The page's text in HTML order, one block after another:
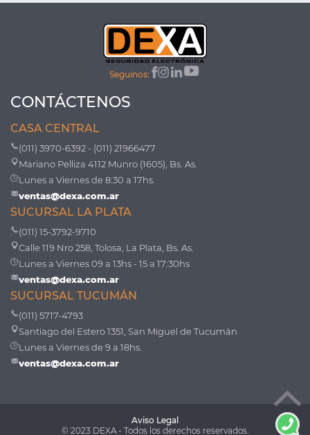
Seguinos:
CONTÁCTENOS
CASA CENTRAL
(011) 3970-6392 - (011) 21966477
Mariano Pelliza 4112 Munro (1605), Bs. As.
Lunes a Viernes de 8:30 a 17hs.
ventas@dexa.com.ar
SUCURSAL LA PLATA
(011) 15-3792-9710
Calle 119 Nro 258, Tolosa, La Plata, Bs. As.
Lunes a Viernes 09 a 13hs - 15 a 17:30hs
ventas@dexa.com.ar
SUCURSAL TUCUMÁN
(011) 5717-4793
Santiago del Estero 1351, San Miguel de Tucumán
Lunes a Viernes de 9 a 18hs.
ventas@dexa.com.ar
Aviso Legal
© 2023 DEXA - Todos los derechos reservados.